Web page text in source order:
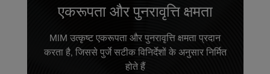
एकरूपता और पुनरावृत्ति क्षमता
MIM उत्कृष्ट एकरूपता और पुनरावृत्ति क्षमता प्रदान
करता है, जिससे पुर्जे सटीक विनिर्देशों के अनुसार निर्मित
होते हैं